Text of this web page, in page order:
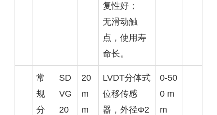
复性好；
无滑动触
点，使用寿
命长。
常
规
分
SD
VG
20
20
m
m
LVDT分体式
位移传感
器，外径Φ2
0-50
0 m
m